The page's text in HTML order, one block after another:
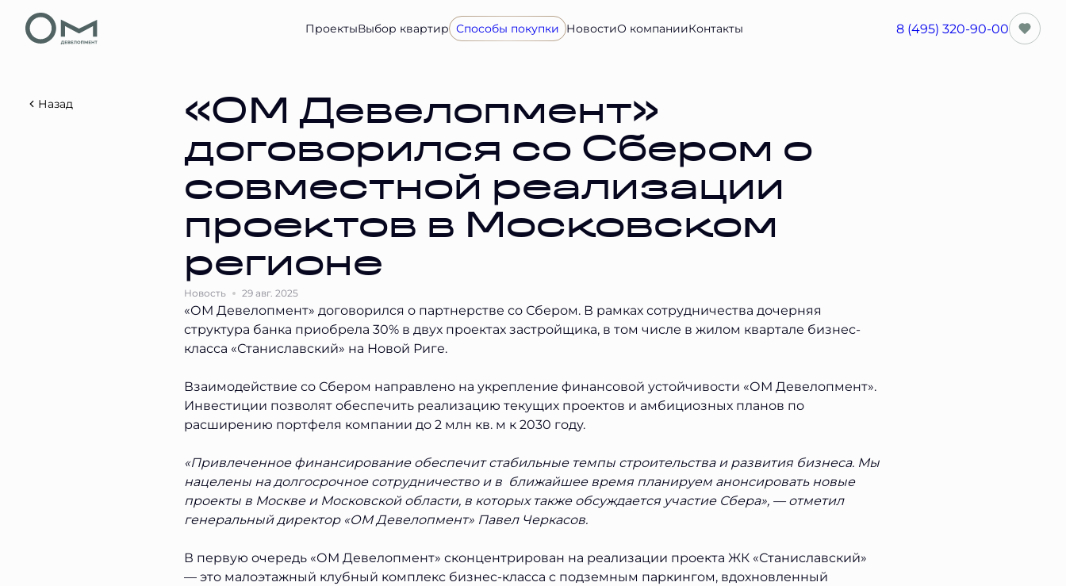
ПроектыВыбор квартир Способы покупки НовостиО компанииКонтакты 8 (495) 320-90-00
Назад
«ОМ Девелопмент»
договорился со Сбером о
совместной реализации
проектов в Московском
регионе
Новость 29 авг. 2025
«ОМ Девелопмент» договорился о партнерстве со Сбером. В рамках сотрудничества дочерняя
структура банка приобрела 30% в двух проектах застройщика, в том числе в жилом квартале бизнес-
класса «Станиславский» на Новой Риге.
Взаимодействие со Сбером направлено на укрепление финансовой устойчивости «ОМ Девелопмент».
Инвестиции позволят обеспечить реализацию текущих проектов и амбициозных планов по
расширению портфеля компании до 2 млн кв. м к 2030 году.
«Привлеченное финансирование обеспечит стабильные темпы строительства и развития бизнеса. Мы
нацелены на долгосрочное сотрудничество и в ближайшее время планируем анонсировать новые
проекты в Москве и Московской области, в которых также обсуждается участие Сбера», — отметил
генеральный директор «ОМ Девелопмент» Павел Черкасов.
В первую очередь «ОМ Девелопмент» сконцентрирован на реализации проекта ЖК «Станиславский»
— это малоэтажный клубный комплекс бизнес-класса с подземным паркингом, вдохновленный